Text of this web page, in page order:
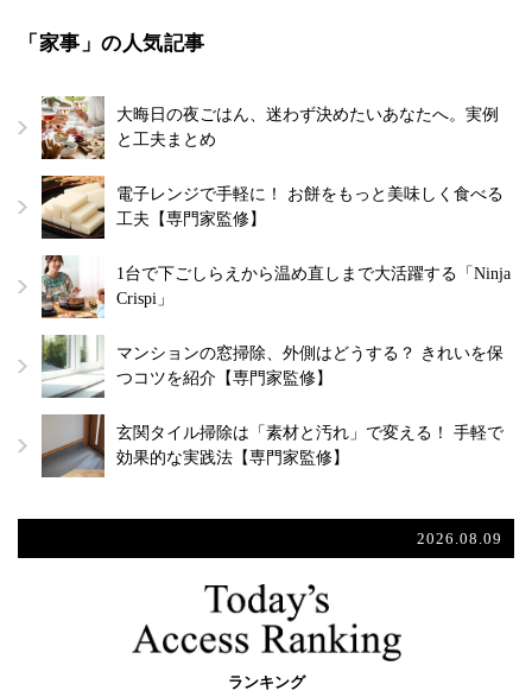
「家事」の人気記事
大晦日の夜ごはん、迷わず決めたいあなたへ。実例
と工夫まとめ
電子レンジで手軽に！ お餅をもっと美味しく食べる
工夫【専門家監修】
1台で下ごしらえから温め直しまで大活躍する「Ninja
Crispi」
マンションの窓掃除、外側はどうする？ きれいを保
つコツを紹介【専門家監修】
玄関タイル掃除は「素材と汚れ」で変える！ 手軽で
効果的な実践法【専門家監修】
2026.08.09
ランキング